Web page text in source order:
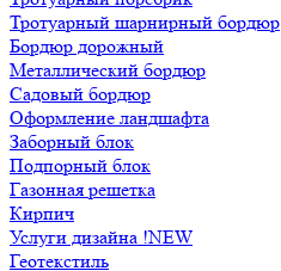
Тротуарный шарнирный бордюр
Бордюр дорожный
Металлический бордюр
Садовый бордюр
Оформление ландшафта
Заборный блок
Подпорный блок
Газонная решетка
Кирпич
Услуги дизайна !NEW
Геотекстиль